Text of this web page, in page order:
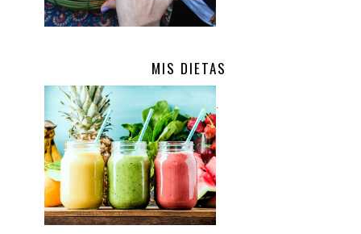
MIS DIETAS
.